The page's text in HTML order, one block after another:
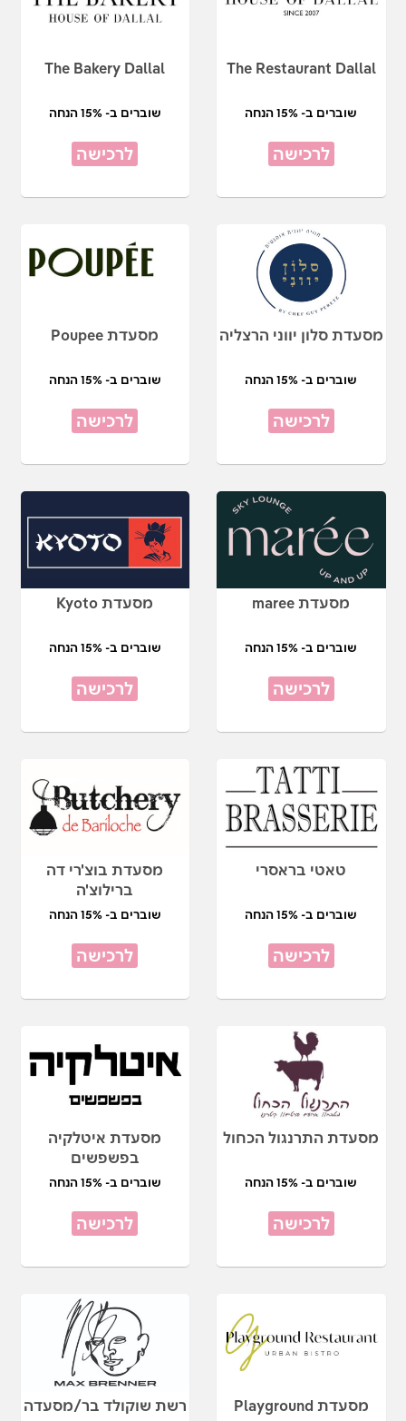
The Restaurant Dallal
שוברים ב- 15% הנחה
לרכישה
The Bakery Dallal
שוברים ב- 15% הנחה
לרכישה
מסעדת סלון יווני הרצליה
שוברים ב- 15% הנחה
לרכישה
מסעדת Poupee
שוברים ב- 15% הנחה
לרכישה
מסעדת maree
שוברים ב- 15% הנחה
לרכישה
מסעדת Kyoto
שוברים ב- 15% הנחה
לרכישה
טאטי בראסרי
שוברים ב- 15% הנחה
לרכישה
מסעדת בוצ'רי דה
ברילוצ'ה
שוברים ב- 15% הנחה
לרכישה
מסעדת התרנגול הכחול
שוברים ב- 15% הנחה
לרכישה
מסעדת איטלקיה
בפשפשים
שוברים ב- 15% הנחה
לרכישה
מסעדת Playground רשת שוקולד בר/מסעדה